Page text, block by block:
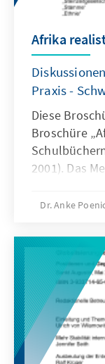
Afrika
Praxis -
Diese
Broschüre
2001). Das
Zeitung,
Interesse
Konrad-
Institut für
die Tagung
Dr. Anke